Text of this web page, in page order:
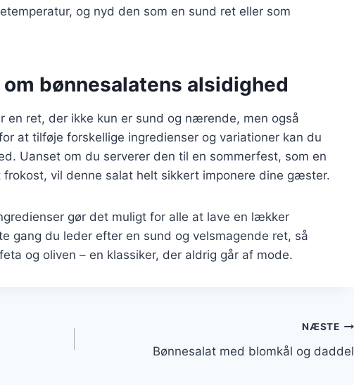
og nyd den som en sund ret eller som
bønnesalatens alsidighed
en ret, der ikke kun er sund og nærende, men også
at tilføje forskellige ingredienser og variationer kan du
Uanset om du serverer den til en sommerfest, som en
vil denne salat helt sikkert imponere dine gæster.
gør det muligt for alle at lave en lækker
gang du leder efter en sund og velsmagende ret, så
og oliven – en klassiker, der aldrig går af mode.
NÆSTE
Bønnesalat med blomkål og daddel